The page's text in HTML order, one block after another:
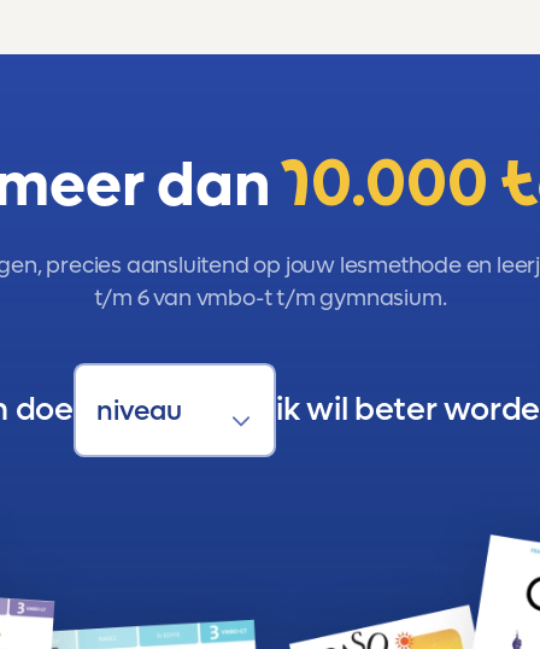
dan10.000
precies aansluitend op jouw lesmethode en
t/m 6 van vmbo-t t/m gymnasium.
doe ik wil beter